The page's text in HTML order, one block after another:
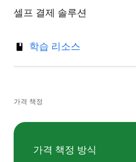
셀프 결제 솔루션
학습 리소스
가격 책정
가격 책정 방식